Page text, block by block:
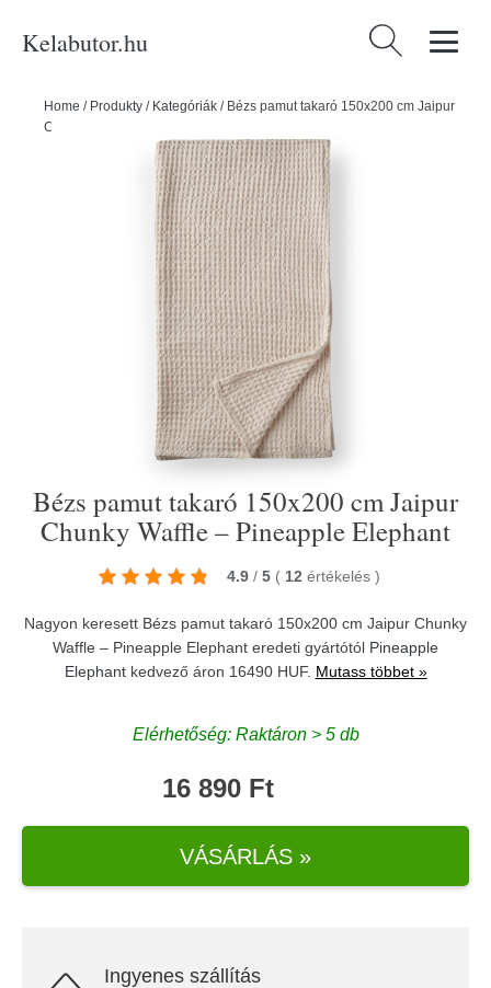
Kelabutor.hu Keresés:
Home / Produkty / Kategóriák / Bézs pamut takaró 150x200 cm Jaipur
Chunky Waffle – Pineapple Elephant
Bézs pamut takaró 150x200 cm Jaipur
Chunky Waffle – Pineapple Elephant
4.9 / 5 ( 12 értékelés )
Nagyon keresett Bézs pamut takaró 150x200 cm Jaipur Chunky
Waffle – Pineapple Elephant eredeti gyártótól Pineapple
Elephantkedvező áron 16490 HUF. Mutass többet »
Elérhetőség: Raktáron > 5 db
16 890 Ft
VÁSÁRLÁS »
Ingyenes szállítás